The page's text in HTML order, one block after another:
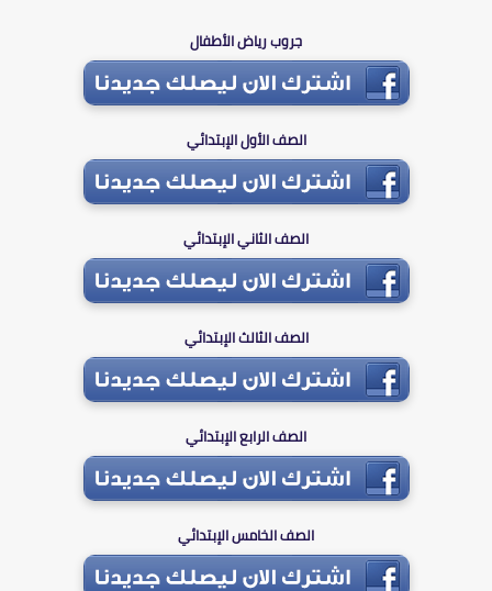
جروب رياض الأطفال
الصف الأول الإبتدائي
الصف الثاني الإبتدائي
الصف الثالث الإبتدائي
الصف الرابع الإبتدائي
الصف الخامس الإبتدائي